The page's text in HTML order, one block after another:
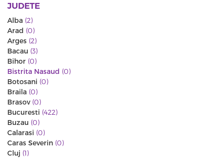
JUDETE
Alba (2)
Arad (0)
Arges (2)
Bacau (3)
Bihor (0)
Bistrita Nasaud (0)
Botosani (0)
Braila (0)
Brasov (0)
Bucuresti (422)
Buzau (0)
Calarasi (0)
Caras Severin (0)
Cluj (1)